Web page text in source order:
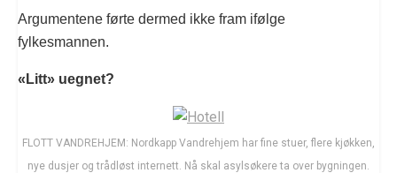
Argumentene førte dermed ikke fram ifølge
fylkesmannen.
«Litt» uegnet?
FLOTT VANDREHJEM: Nordkapp Vandrehjem har fine stuer, flere kjøkken,
nye dusjer og trådløst internett. Nå skal asylsøkere ta over bygningen.